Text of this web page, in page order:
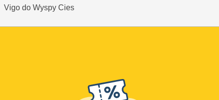
Vigo do Wyspy Cies